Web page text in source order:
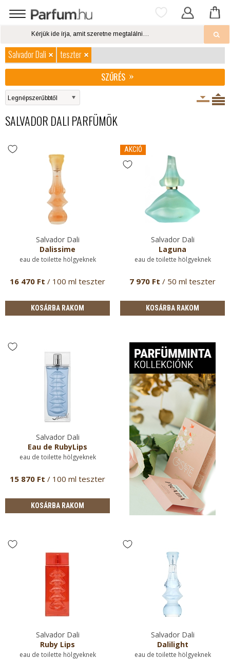
Salvador Dali
teszter
SZŰRÉS
SALVADOR DALI PARFÜMÖK
Salvador Dali
Dalissime
eau de toilette hölgyeknek
16 470 Ft / 100 ml teszter
KOSÁRBA RAKOM
AKCIÓ
Salvador Dali
Laguna
eau de toilette hölgyeknek
7 970 Ft / 50 ml teszter
KOSÁRBA RAKOM
Salvador Dali
Eau de RubyLips
eau de toilette hölgyeknek
15 870 Ft / 100 ml teszter
KOSÁRBA RAKOM
Salvador Dali
Ruby Lips
eau de toilette hölgyeknek
Salvador Dali
Dalilight
eau de toilette hölgyeknek